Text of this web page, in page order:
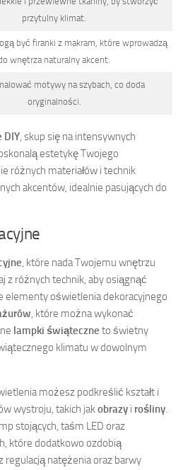
przytulny klimat.
być firanki z makram, które wprowadzą
wnętrza naturalny akcent.
motywy na szybach, co doda
oryginalności.
DIY, skup się na intensywnych
estetykę Twojego
różnych materiałów i technik
akcentów, idealnie pasujących do
, które nada Twojemu wnętrzu
z różnych technik, aby osiągnąć
elementy oświetlenia dekoracyjnego
, które można wykonać
lampki świąteczne to świetny
klimatu w dowolnym
możesz podkreślić kształt i
wystroju, takich jakobrazy i rośliny.
stojących, taśm LED oraz
które dodatkowo ozdobią
natężenia oraz barwy